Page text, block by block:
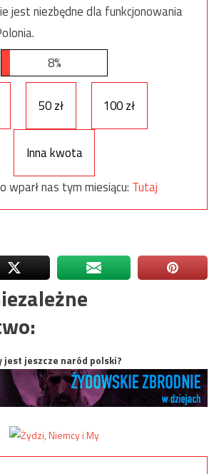
jest niezbędne dla funkcjonowania
8%
50 zł 100 zł
Inna kwota
wparł nas tym miesiącu: Tutaj
jest jeszcze naród polski?